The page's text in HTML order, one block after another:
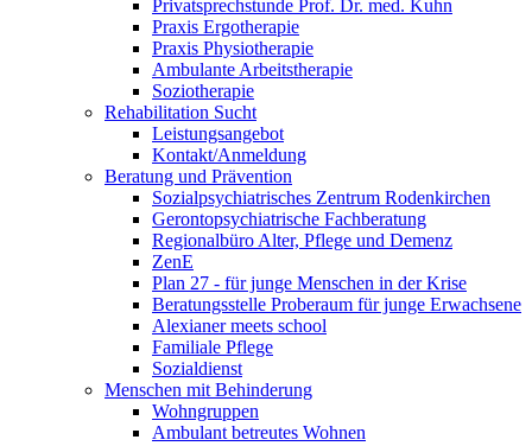
Privatsprechstunde Prof. Dr. med. Kuhn
Praxis Ergotherapie
Praxis Physiotherapie
Ambulante Arbeitstherapie
Soziotherapie
Rehabilitation Sucht
Leistungsangebot
Kontakt/Anmeldung
Beratung und Prävention
Sozialpsychiatrisches Zentrum Rodenkirchen
Gerontopsychiatrische Fachberatung
Regionalbüro Alter, Pflege und Demenz
ZenE
Plan 27 - für junge Menschen in der Krise
Beratungsstelle Proberaum für junge Erwachsene
Alexianer meets school
Familiale Pflege
Sozialdienst
Menschen mit Behinderung
Wohngruppen
Ambulant betreutes Wohnen